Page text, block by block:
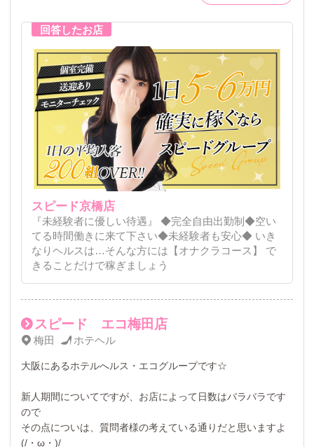
スピード京橋店
『未経験者に優しい待遇』 ◆完全自由出勤制◆空い
てる時間働きに来て下さい◆未経験者も安心◆ いき
なりヘルスは…そんな方には【オナクラコース】 で
きることだけで稼ぎましょう
スピード エコ梅田店
梅田 ホテヘル
大阪にあるホテルへルス・エコグループです☆
新人期間についてですが、お店によって日数はバラバラです
ので
その点についは、質問者様の考えている通りだと思いますよ
(/・ω・)/